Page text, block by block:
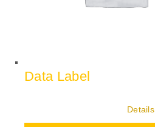
Data Label
Details